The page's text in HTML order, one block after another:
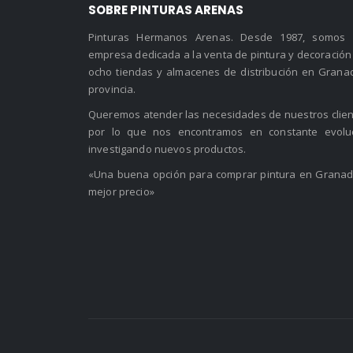
SOBRE PINTURAS ARENAS
Pinturas Hermanos Arenas. Desde 1987, somos
empresa dedicada a la venta de pintura y
ocho tiendas y almacenes de distribución en
provincia.
Queremos atender las necesidades de nuestros
por lo que nos encontramos en constante
investigando nuevos productos.
«Una buena opción para comprar pintura en
mejor precio»